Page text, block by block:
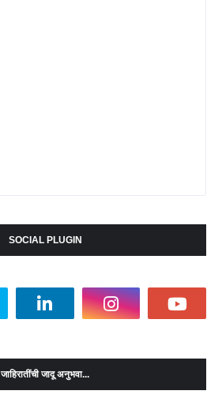
SOCIAL PLUGIN
जाहिरातींची जादू अनुभवा...